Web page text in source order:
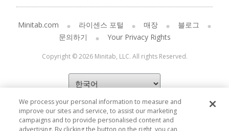
Minitab.com 라이센스 포털 매장
블로그
문의하기
Your Privacy Rights
Copyright © 2026 Minitab, LLC. All rights Reserved.
We process your personal information to measure and
improve our sites and service, to assist our marketing
campaigns and to provide personalised content and
advertising. By clicking the button on the right, you can